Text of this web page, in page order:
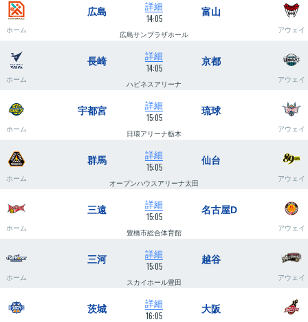
ホーム
広島 詳細
14:05
富山
広島サンプラザホール
アウェイ
ホーム
長崎 詳細
14:05
京都
ハピネスアリーナ
アウェイ
ホーム
宇都宮 詳細
15:05
琉球
日環アリーナ栃木
アウェイ
ホーム
群馬 詳細
15:05
仙台
オープンハウスアリーナ太田
アウェイ
ホーム
三遠 詳細
15:05
名古屋D
豊橋市総合体育館
アウェイ
ホーム
三河 詳細
15:05
越谷
スカイホール豊田
アウェイ
茨城 詳細
16:05
大阪